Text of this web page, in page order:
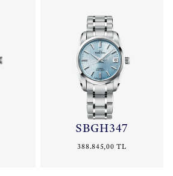
SBGH347
388.845,00 TL